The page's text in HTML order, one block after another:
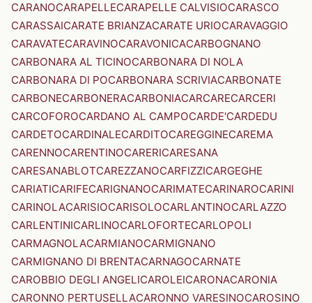
CARANOCARAPELLECARAPELLE CALVISIOCARASCO
CARASSAICARATE BRIANZACARATE URIOCARAVAGGIO
CARAVATECARAVINOCARAVONICACARBOGNANO
CARBONARA AL TICINOCARBONARA DI NOLA
CARBONARA DI POCARBONARA SCRIVIACARBONATE
CARBONECARBONERACARBONIACARCARECARCERI
CARCOFOROCARDANO AL CAMPOCARDE'CARDEDU
CARDETOCARDINALECARDITOCAREGGINECAREMA
CARENNOCARENTINOCARERICARESANA
CARESANABLOTCAREZZANOCARFIZZICARGEGHE
CARIATICARIFECARIGNANOCARIMATECARINAROCARINI
CARINOLACARISIOCARISOLOCARLANTINOCARLAZZO
CARLENTINICARLINOCARLOFORTECARLOPOLI
CARMAGNOLACARMIANOCARMIGNANO
CARMIGNANO DI BRENTACARNAGOCARNATE
CAROBBIO DEGLI ANGELICAROLEICARONACARONIA
CARONNO PERTUSELLACARONNO VARESINOCAROSINO